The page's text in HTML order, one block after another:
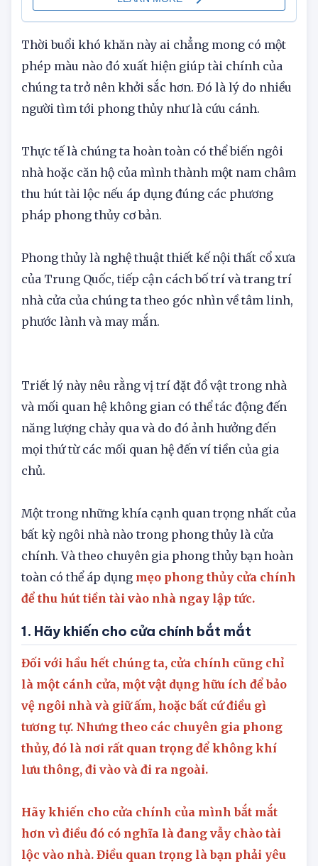
Thời buổi khó khăn này ai chẳng mong có một
phép màu nào đó xuất hiện giúp tài chính của
chúng ta trở nên khởi sắc hơn. Đó là lý do nhiều
Thực tế là chúng ta hoàn toàn có thể biến ngôi
nhà hoặc căn hộ của mình thành một nam châm
thu hút tài lộc nếu áp dụng đúng các phương
Phong thủy là nghệ thuật thiết kế nội thất cổ xưa
của Trung Quốc, tiếp cận cách bố trí và trang trí
nhà cửa của chúng ta theo góc nhìn về tâm linh,
Triết lý này nêu rằng vị trí đặt đồ vật trong nhà
và mối quan hệ không gian có thể tác động đến
năng lượng chảy qua và do đó ảnh hưởng đến
mọi thứ từ các mối quan hệ đến ví tiền của gia
Một trong những khía cạnh quan trọng nhất của
bất kỳ ngôi nhà nào trong phong thủy là cửa
chính. Và theo chuyên gia phong thủy bạn hoàn
toàn có thể áp dụng mẹo phong thủy cửa chính
để thu hút tiền tài vào nhà ngay lập tức.
1. Hãy khiến cho cửa chính bắt mắt
Đối với hầu hết chúng ta, cửa chính cũng chỉ
là một cánh cửa, một vật dụng hữu ích để bảo
vệ ngôi nhà và giữ ấm, hoặc bất cứ điều gì
tương tự. Nhưng theo các chuyên gia phong
thủy, đó là nơi rất quan trọng để không khí
Hãy khiến cho cửa chính của mình bắt mắt